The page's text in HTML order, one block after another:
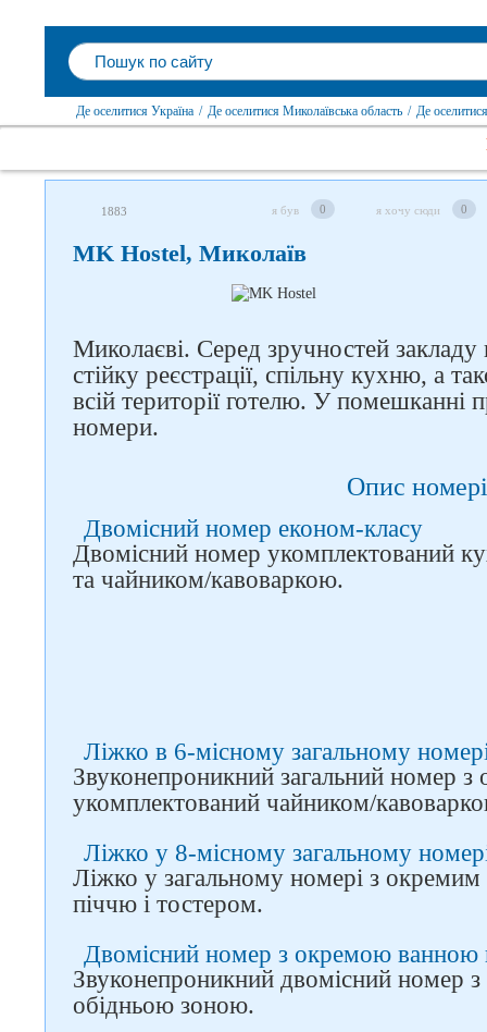
Де оселитися Україна / Де оселитися Миколаївська область / Де
1883 я був 0 я хочу сюди 0
MK Hostel, Миколаїв
Миколаєві. Серед зручностей закладу
стійку реєстрації, спільну кухню, а
всій території готелю. У помешканні
номери.
Опис
Двомісний номер економ-класу
Двомісний номер укомплектований
та чайником/кавоваркою.
Ліжко в 6-місному загальному
Звуконепроникний загальний номер
укомплектований чайником/
Ліжко у 8-місному загальному
Ліжко у загальному номері з
піччю і тостером.
Двомісний номер з окремою ванною
Звуконепроникний двомісний номер
обідньою зоною.
Слідкуйте за нами в
соцмережах